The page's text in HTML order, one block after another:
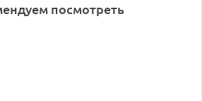
посмотреть